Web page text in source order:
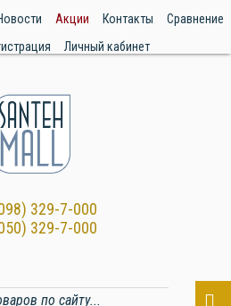
Акции Контакты
Сравнение
Личный кабинет
329-7-000
329-7-000